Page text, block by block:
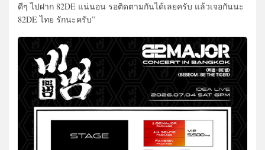
ดีๆ ไปฝาก 82DE แน่นอน รอติดตามกันได้เลยครับ แล้วเจอกันนะ
82DE ไทย รักนะครับ”